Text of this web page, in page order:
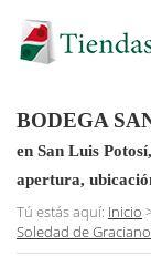
BODEGA
en San Luis
apertura,
Tú estás aquí: Inicio
Soledad de